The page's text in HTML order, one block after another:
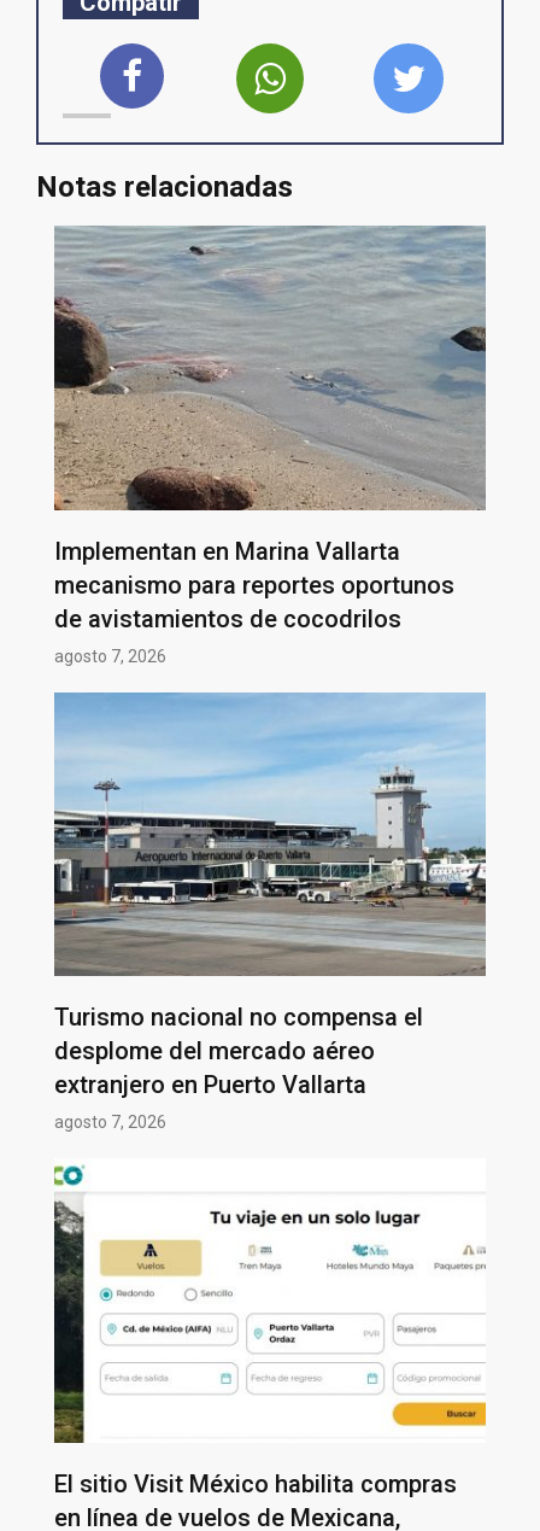
Notas relacionadas
Implementan en Marina Vallarta
mecanismo para reportes oportunos
de avistamientos de cocodrilos
agosto 7, 2026
Turismo nacional no compensa el
desplome del mercado aéreo
extranjero en Puerto Vallarta
agosto 7, 2026
El sitio Visit México habilita compras
en línea de vuelos de Mexicana,